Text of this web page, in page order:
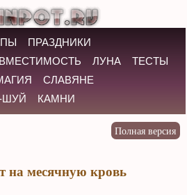
ПРАЗДНИКИ
ЛУНА
ТЕСТЫ
СЛАВЯНЕ
ШУЙ КАМНИ
на месячную кровь